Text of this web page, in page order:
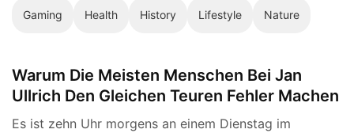
Gaming Health History Lifestyle Nature
Warum Die Meisten Menschen Bei Jan
Ullrich Den Gleichen Teuren Fehler Machen
Es ist zehn Uhr morgens an einem Dienstag im